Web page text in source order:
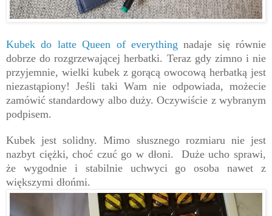
Kubek do latte Queen of everything nadaje się równie
dobrze do rozgrzewającej herbatki. Teraz gdy zimno i nie
przyjemnie, wielki kubek z gorącą owocową herbatką jest
niezastąpiony! Jeśli taki Wam nie odpowiada, możecie
zamówić standardowy albo duży. Oczywiście z wybranym
podpisem.
Kubek jest solidny. Mimo słusznego rozmiaru nie jest
nazbyt ciężki, choć czuć go w dłoni. Duże ucho sprawi,
że wygodnie i stabilnie uchwyci go osoba nawet z
większymi dłońmi.